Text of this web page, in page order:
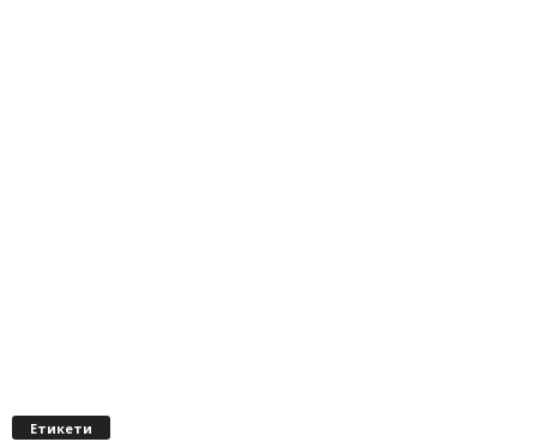
Етикети